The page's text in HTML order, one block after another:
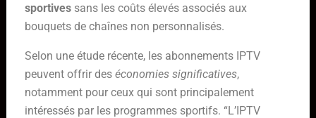
sportivessans les coûts élevés associés aux
bouquets de chaînes non personnalisés.
Selon une étude récente, les abonnements IPTV
peuvent offrir des économies significatives,
notamment pour ceux qui sont principalement
intéressés par les programmes sportifs. “L’IPTV